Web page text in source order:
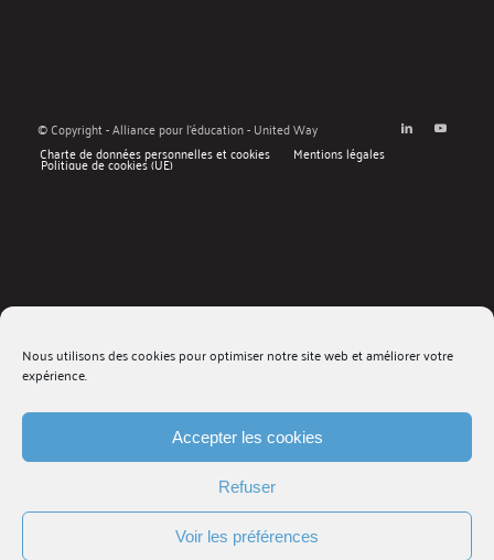
Nous utilisons des cookies pour optimiser notre site web et améliorer votre
expérience.
Accepter les cookies
Refuser
Voir les préférences
© Copyright - Alliance pour l'éducation - United Way
Charte de données personnelles et cookies
Mentions légales
Politique de cookies (UE)